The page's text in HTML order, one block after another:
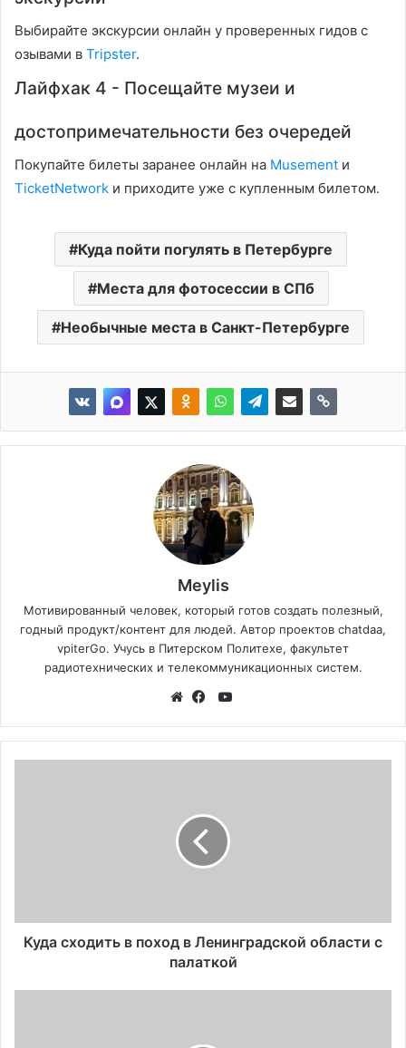
Выбирайте экскурсии онлайн у проверенных гидов с
озывами в Tripster.
Лайфхак 4 - Посещайте музеи и
достопримечательности без очередей
Покупайте билеты заранее онлайн на Musement и
TicketNetwork и приходите уже с купленным билетом.
Куда пойти погулять в Петербурге
Места для фотосессии в СПб
Необычные места в Санкт-Петербурге
Meylis
Мотивированный человек, который готов создать полезный,
годный продукт/контент для людей. Автор проектов chatdaa,
vpiterGo. Учусь в Питерском Политехе, факультет
радиотехнических и телекоммуникационных систем.
YouTube
Куда сходить в поход в Ленинградской области с
палаткой